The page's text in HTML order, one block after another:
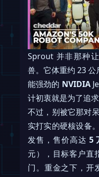
Sprout 并非那种
兽。它体重约 23
能强劲的 NVIDIA
计初衷就是为了追
不过，别被它那对
实打实的硬核设备
发售，售价高达5
元），目标客户直
门。重金之下，开